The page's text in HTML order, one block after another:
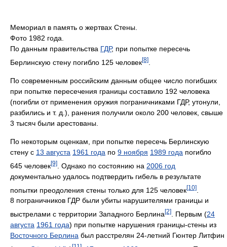
Мемориал в память о жертвах Стены.
Фото 1982 года.
По данным правительства ГДР, при попытке пересечь
Берлинскую стену погибло 125 человек[8]
По современным российским данным общее число погибших
при попытке пересечения границы составило 192 человека
(погибли от применения оружия пограничниками ГДР, утонули,
разбились и т. д.), ранения получили около 200 человек, свыше
3 тысяч были арестованы.
По некоторым оценкам, при попытке пересечь Берлинскую
стену с 13 августа 1961 года по 9 ноября 1989 года погибло
645 человек[9] . Однако по состоянию на 2006 год
документально удалось подтвердить гибель в результате
попытки преодоления стены только для 125 человек[10]
8 пограничников ГДР были убиты нарушителями границы и
выстрелами с территории Западного Берлина [2] . Первым (24
августа 1961 года) при попытке нарушения границы-стены из
Восточного Берлина был расстрелян 24-летний Гюнтер Литфин